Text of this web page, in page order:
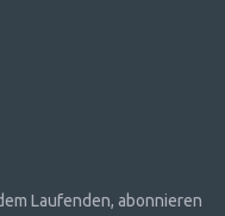
Laufenden, abonnieren